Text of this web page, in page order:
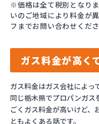
※価格は全て税別となり
いのご地域により料金が
フまでお問い合わせくださ
ガス料金が高く
ガス料金はガス会社によっ
同じ栃木県でプロパンガス
ごくガス料金が高いけど
ともよくある話です。